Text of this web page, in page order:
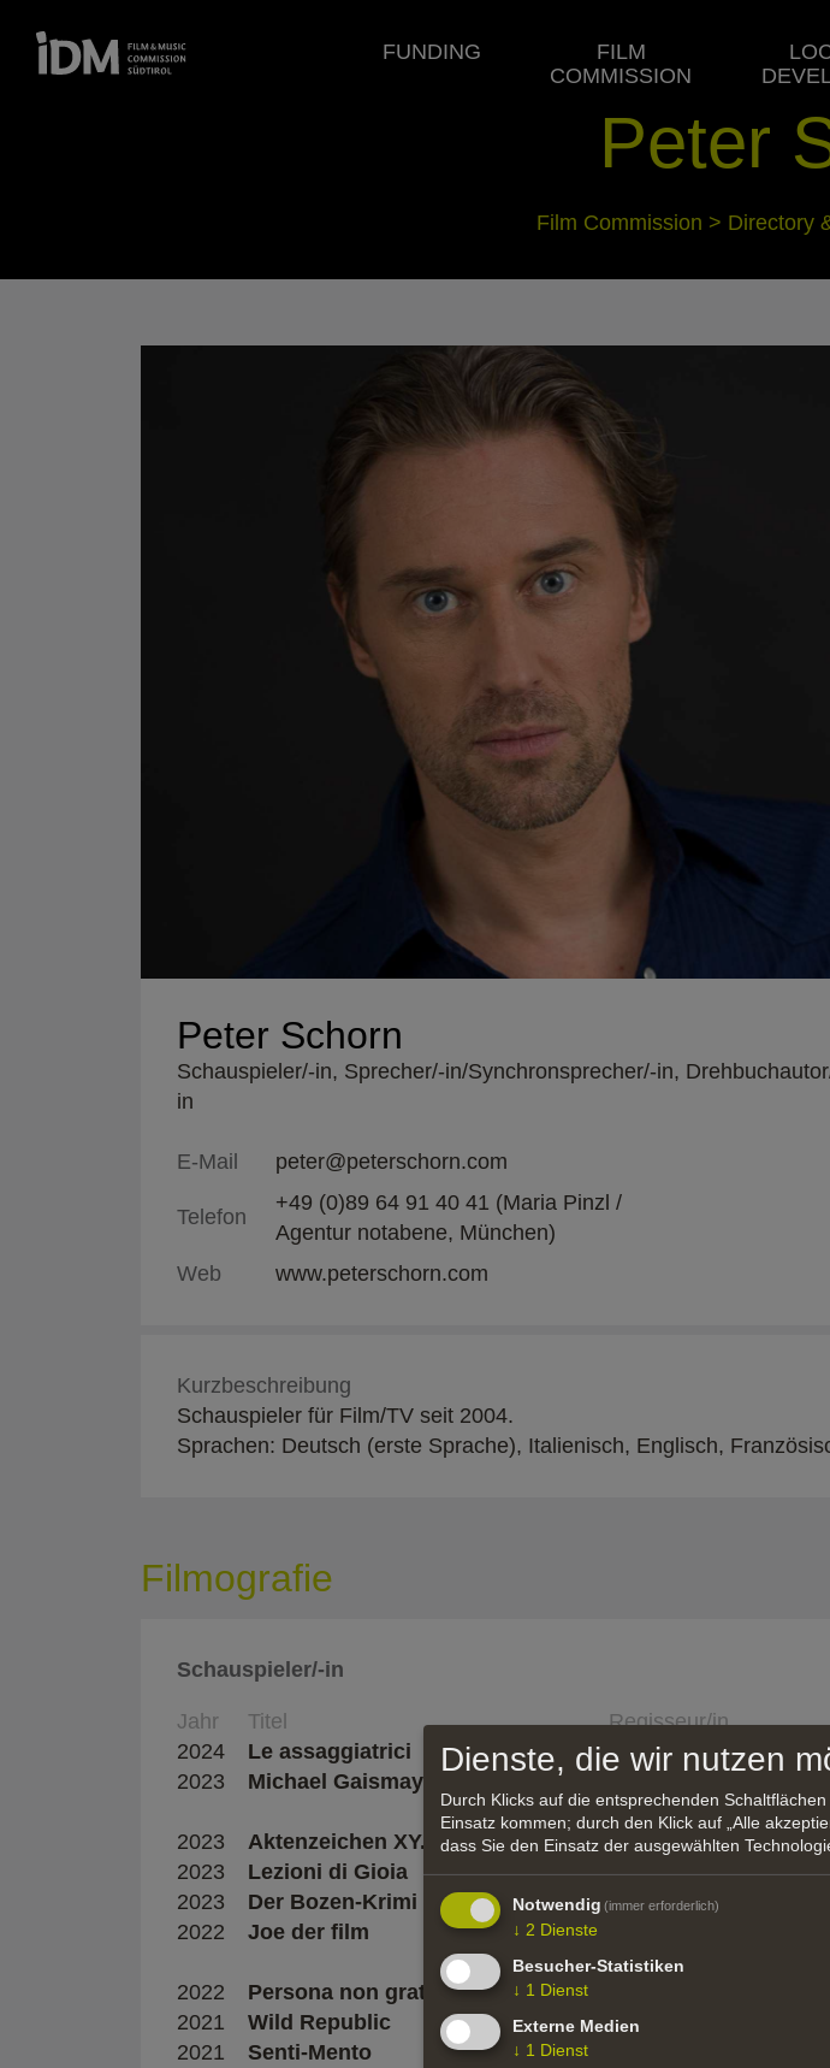
FUNDING
FILM
COMMISSION
Peter
Film Commission > Directory
Peter Schorn
Schauspieler/-in, Sprecher/-in/Synchronsprecher/-in,
in
E-Mail peter@peterschorn.com
Telefon
+49 (0)89 64 91 40 41 (Maria Pinzl /
Agentur notabene, München)
Web
www.peterschorn.com
Kurzbeschreibung
Schauspieler für Film/TV seit 2004.
Sprachen: Deutsch (erste Sprache), Italienisch, Englisch,
Filmografie
Schauspieler/-in
Jahr Titel Regisseur/in
2024
Le assaggiatrici Silvio Soldini
2023
Michael Gaismayr
2023 Aktenzeichen XY... ungelöst Robert Pejo
2023
Lezioni di Gioia Franco Vecchiato
2023
Der Bozen-Krimi Josh Broecker
2022
Joe der film
2022 Persona non grata
2021
Wild Republic Markus Goller
2021
Senti-Mento
Dienste, die wir nutzen
Durch Klicks auf die entsprechenden
Einsatz kommen; durch den Klick auf „Alle
dass Sie den Einsatz der ausgewählten
Notwendig (immer erforderlich)
↓ 2 Dienste
Besucher-Statistiken
↓ 1 Dienst
Externe Medien
↓ 1 Dienst